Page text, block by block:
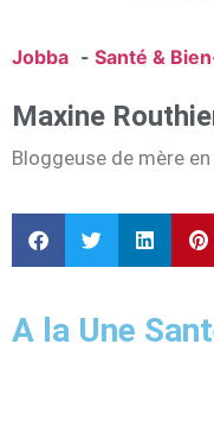
Jobba Santé &
Maxine
Bloggeuse de mère
A la Une